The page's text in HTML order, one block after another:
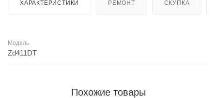
ХАРАКТЕРИСТИКИ РЕМОНТ СКУПКА
Модель
Zd411DT
Похожие товары